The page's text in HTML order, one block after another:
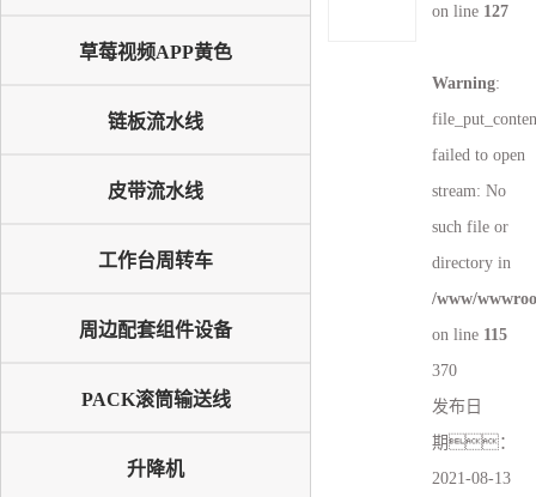
草莓视频APP黄色
链板流水线
皮带流水线
工作台周转车
周边配套组件设备
PACK滚筒输送线
升降机
on line 127
Warning:
failed to open
stream: No
such file or
directory in
/www/
on line 115
370
发布日
期：
2021-08-13